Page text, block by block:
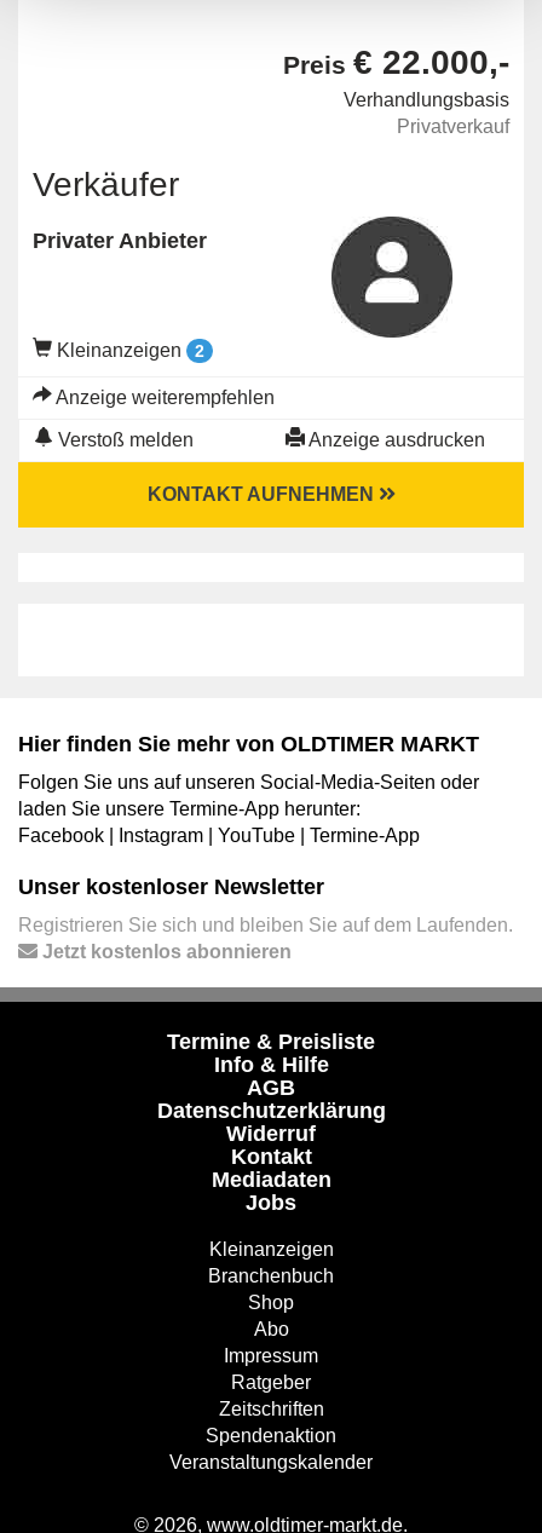
Preis € 22.000,-
Verhandlungsbasis
Privatverkauf
Verkäufer
Privater Anbieter
Kleinanzeigen 2
Anzeige weiterempfehlen
Verstoß melden Anzeige ausdrucken
KONTAKT AUFNEHMEN
Hier finden Sie mehr von OLDTIMER MARKT
Folgen Sie uns auf unseren Social-Media-Seiten oder
laden Sie unsere Termine-App herunter:
Facebook
Instagram YouTube Termine-App
Unser kostenloser Newsletter
Registrieren Sie sich und bleiben Sie auf dem Laufenden.
Jetzt kostenlos abonnieren
Termine & Preisliste
Info & Hilfe
AGB
Datenschutzerklärung
Widerruf
Kontakt
Mediadaten
Jobs
Kleinanzeigen
Branchenbuch
Shop
Abo
Impressum
Ratgeber
Zeitschriften
Spendenaktion
Veranstaltungskalender
© 2026, www.oldtimer-markt.de.